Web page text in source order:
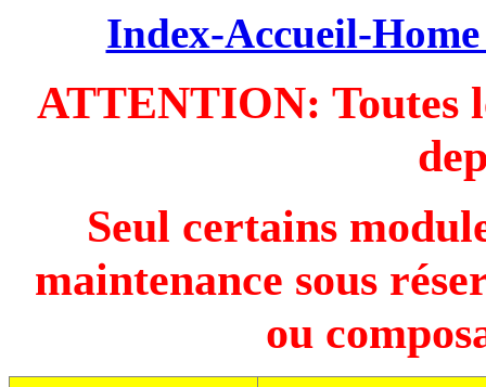
Index-Accueil-
ATTENTION: Toutes
Seul certains
maintenance sous
ou